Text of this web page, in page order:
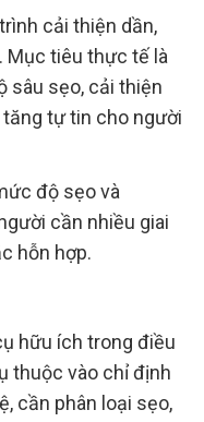
cải thiện dần,
Mục tiêu thực tế là
sâu sẹo, cải thiện
tự tin cho người
độ sẹo và
cần nhiều giai
hỗn hợp.
hữu ích trong điều
thuộc vào chỉ định
cần phân loại sẹo,